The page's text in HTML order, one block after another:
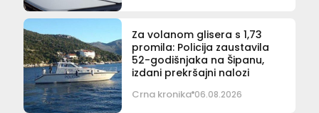
Za volanom glisera s 1,73
promila: Policija zaustavila
52-godišnjaka na Šipanu,
izdani prekršajni nalozi
Crna kronika 06.08.2026